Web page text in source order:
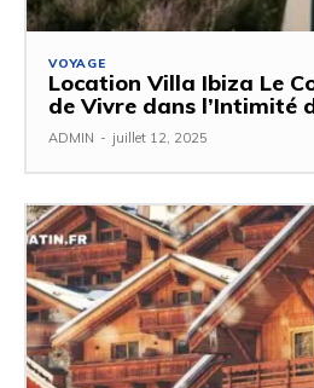
VOYAGE
Location Villa Ibiza Le
de Vivre dans l’Intimité
ADMIN - juillet 12, 2025